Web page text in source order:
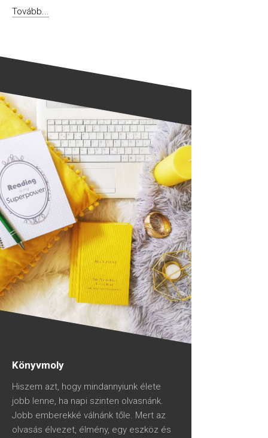
Tovább...
Könyvmoly
Hiszem azt, hogy mindannyiunk élete
jobb lenne, ha napi szinten olvasnánk.
Jobb emberekké válnánk tőle. Mert az
olvasás élvezet, élmény, egy eszköz és